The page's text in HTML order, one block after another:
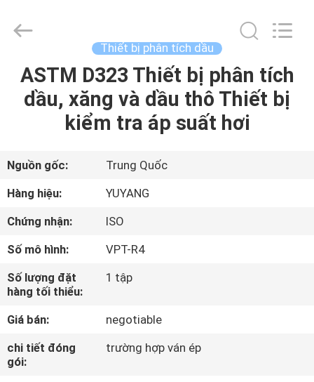
TRANG
CHỦ
SẢN
PHẨM
DẪN
VR
VỀ
CHÚNG
2026
DONGGUAN
Reserved.
Thiết bị phân tích dầu
ASTM D323 Thiết bị phân tích
dầu, xăng và dầu thô Thiết bị
kiểm tra áp suất hơi
Nguồn gốc:
Trung Quốc
Hàng hiệu:
YUYANG
Chứng nhận:
ISO
Số mô hình:
VPT-R4
Số lượng đặt
hàng tối thiểu:
1 tập
Giá bán:
negotiable
chi tiết đóng
gói:
trường hợp ván ép